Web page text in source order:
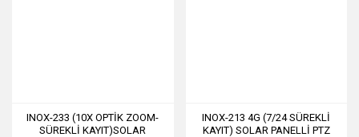
INOX-233 (10X OPTİK ZOOM-
SÜREKLİ KAYIT)SOLAR
INOX-213 4G (7/24 SÜREKLİ
KAYIT) SOLAR PANELLİ PTZ